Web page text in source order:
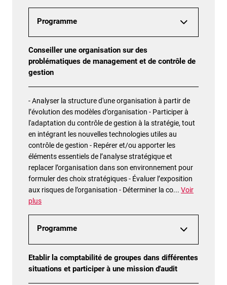
Programme
Conseiller une organisation sur des
problématiques de management et de contrôle de
gestion
- Analyser la structure d'une organisation à partir de
l’évolution des modèles d’organisation - Participer à
l'adaptation du contrôle de gestion à la stratégie, tout
en intégrant les nouvelles technologies utiles au
contrôle de gestion - Repérer et/ou apporter les
éléments essentiels de l’analyse stratégique et
replacer l’organisation dans son environnement pour
formuler des choix stratégiques - Évaluer l’exposition
aux risques de l’organisation - Déterminer la co... Voir
plus
Programme
Etablir la comptabilité de groupes dans différentes
situations et participer à une mission d'audit